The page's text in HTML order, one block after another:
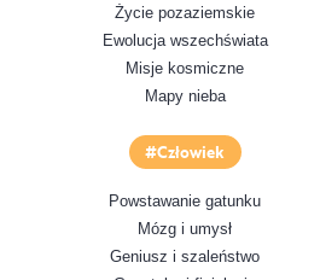
Życie pozaziemskie
Ewolucja wszechświata
Misje kosmiczne
Mapy nieba
Człowiek
Powstawanie gatunku
Mózg i umysł
Geniusz i szaleństwo